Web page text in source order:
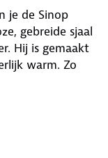
je de Sinop
gebreide sjaal
Hij is gemaakt
warm. Zo